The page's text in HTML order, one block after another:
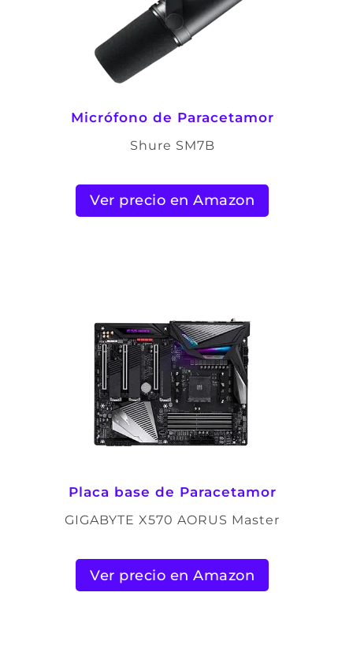
Micrófono de Paracetamor
Shure SM7B
Ver precio en Amazon
Placa base de Paracetamor
GIGABYTE X570 AORUS Master
Ver precio en Amazon